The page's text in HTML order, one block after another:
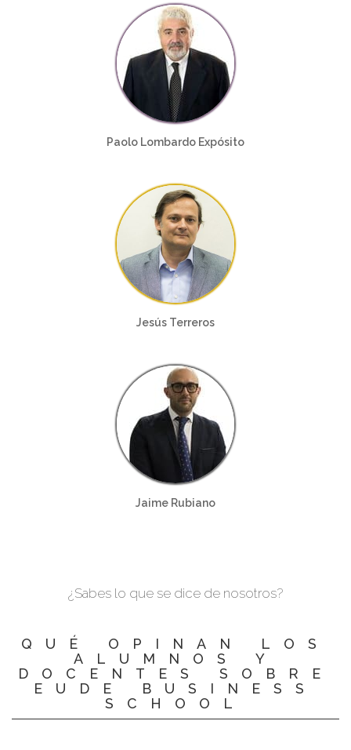
Paolo Lombardo Expósito
Jesús Terreros
Jaime Rubiano
¿Sabes lo que se dice de nosotros?
QUÉ OPINAN LOS
ALUMNOS Y
DOCENTES SOBRE
EUDE BUSINESS
SCHOOL